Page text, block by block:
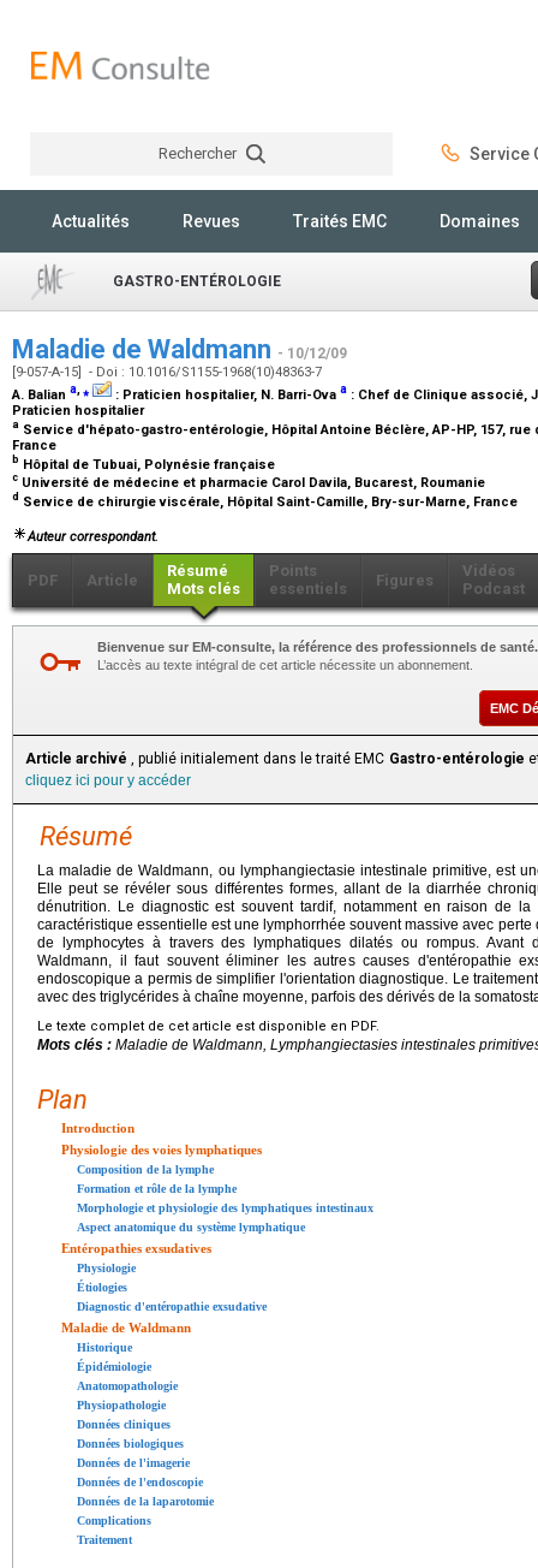
Rechercher Service
Actualités Revues Traités EMC Domaines
GASTRO-ENTÉROLOGIE
Maladie de Waldmann - 10/12/09
[9-057-A-15] - Doi : 10.1016/S1155-1968(10)48363-7
A. Balian a,⁎ : Praticien hospitalier, N. Barri-Ova a : Chef de Clinique associé,
Praticien hospitalier
a Service d'hépato-gastro-entérologie, Hôpital Antoine Béclère, AP-HP, 157, rue
France
b Hôpital de Tubuai, Polynésie française
c Université de médecine et pharmacie Carol Davila, Bucarest, Roumanie
d Service de chirurgie viscérale, Hôpital Saint-Camille, Bry-sur-Marne, France
Auteur correspondant.
PDF Article
Résumé
Mots clés
Points
essentiels
Figures
Vidéos
Podcast
Bienvenue sur EM-consulte, la référence des professionnels de santé.
L’accès au texte intégral de cet article nécessite un abonnement.
EMC
Article archivé , publié initialement dans le traité EMC Gastro-entérologie
cliquez ici pour y accéder
Résumé
La maladie de Waldmann, ou lymphangiectasie intestinale primitive, est
Elle peut se révéler sous différentes formes, allant de la diarrhée
dénutrition. Le diagnostic est souvent tardif, notamment en raison de
caractéristique essentielle est une lymphorrhée souvent massive avec
de lymphocytes à travers des lymphatiques dilatés ou rompus. Avant
Waldmann, il faut souvent éliminer les autres causes d'entéropathie
endoscopique a permis de simplifier l'orientation diagnostique. Le
avec des triglycérides à chaîne moyenne, parfois des dérivés de la
Le texte complet de cet article est disponible en PDF.
Mots clés : Maladie de Waldmann, Lymphangiectasies intestinales
Plan
Introduction
Physiologie des voies lymphatiques
Composition de la lymphe
Formation et rôle de la lymphe
Morphologie et physiologie des lymphatiques intestinaux
Aspect anatomique du système lymphatique
Entéropathies exsudatives
Physiologie
Étiologies
Diagnostic d'entéropathie exsudative
Maladie de Waldmann
Historique
Épidémiologie
Anatomopathologie
Physiopathologie
Données cliniques
Données biologiques
Données de l'imagerie
Données de l'endoscopie
Données de la laparotomie
Complications
Traitement